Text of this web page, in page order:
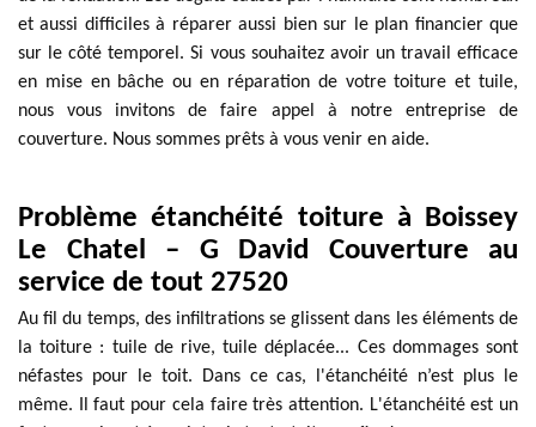
et aussi difficiles à réparer aussi bien sur le plan financier que
sur le côté temporel. Si vous souhaitez avoir un travail efficace
en mise en bâche ou en réparation de votre toiture et tuile,
nous vous invitons de faire appel à notre entreprise de
couverture. Nous sommes prêts à vous venir en aide.
Problème étanchéité toiture à Boissey
Le Chatel – G David Couverture au
service de tout 27520
Au fil du temps, des infiltrations se glissent dans les éléments de
la toiture : tuile de rive, tuile déplacée... Ces dommages sont
néfastes pour le toit. Dans ce cas, l'étanchéité n’est plus le
même. Il faut pour cela faire très attention. L'étanchéité est un